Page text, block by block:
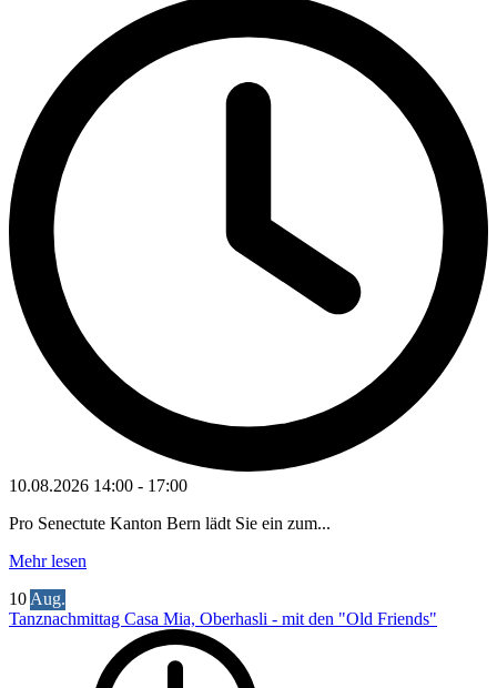
10.08.2026 14:00 - 17:00
Pro Senectute Kanton Bern lädt Sie ein zum...
Mehr lesen
10 Aug.
Tanznachmittag Casa Mia, Oberhasli - mit den "Old Friends"